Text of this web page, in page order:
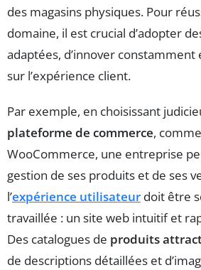
des magasins physiques. Pour
domaine, il est crucial d’adopter
adaptées, d’innover
sur l’expérience client.
Par exemple, en choisissant
plateforme de commerce,
WooCommerce, une entreprise
gestion de ses produits et de ses
l’expérience utilisateur doit être
travaillée : un site web intuitif et
Des catalogues de produits
de descriptions détaillées et